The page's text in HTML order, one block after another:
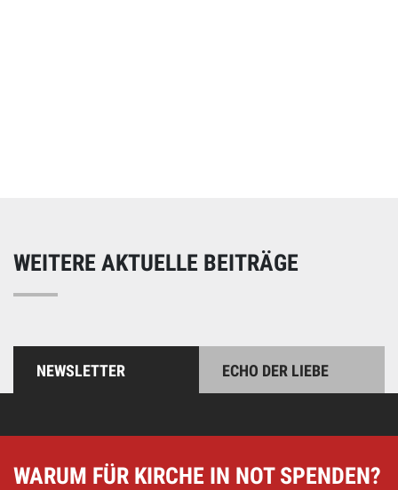
WEITERE AKTUELLE BEITRÄGE
NEWSLETTER ECHO DER LIEBE
WARUM FÜR KIRCHE IN NOT SPENDEN?